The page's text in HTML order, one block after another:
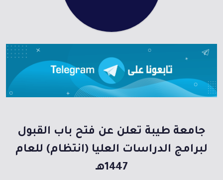
جامعة طيبة تعلن عن فتح باب القبول
لبرامج الدراسات العليا (انتظام) للعام
1447هـ